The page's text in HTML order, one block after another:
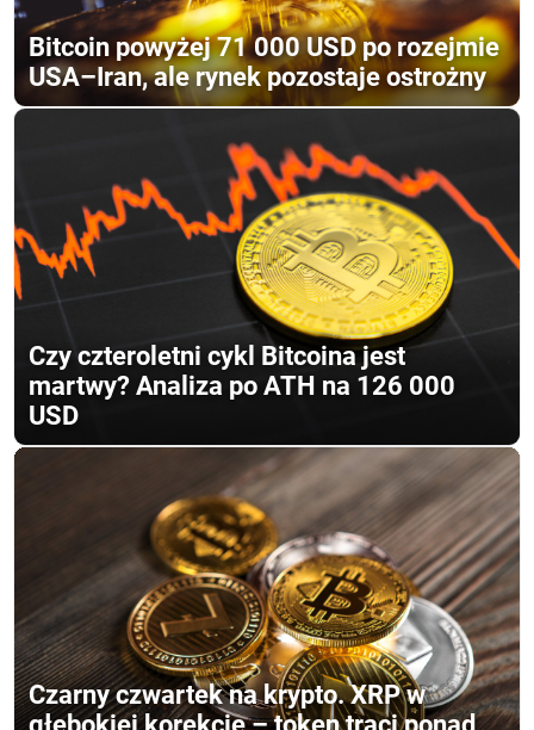
Bitcoin powyżej 71 000 USD po rozejmie
USA–Iran, ale rynek pozostaje ostrożny
Czy czteroletni cykl Bitcoina jest
martwy? Analiza po ATH na 126 000
USD
Czarny czwartek na krypto. XRP w